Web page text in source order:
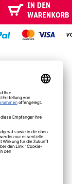
IN DEN
WARENKORB